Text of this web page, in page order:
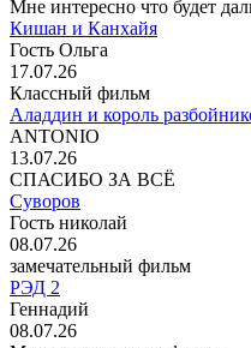
Мне интересно что будет
Кишан и Канхайя
Гость Ольга
17.07.26
Классный фильм
Аладдин и король
ANTONIO
13.07.26
СПАСИБО ЗА ВСЁ
Суворов
Гость николай
08.07.26
замечательный фильм
РЭД 2
Геннадий
08.07.26